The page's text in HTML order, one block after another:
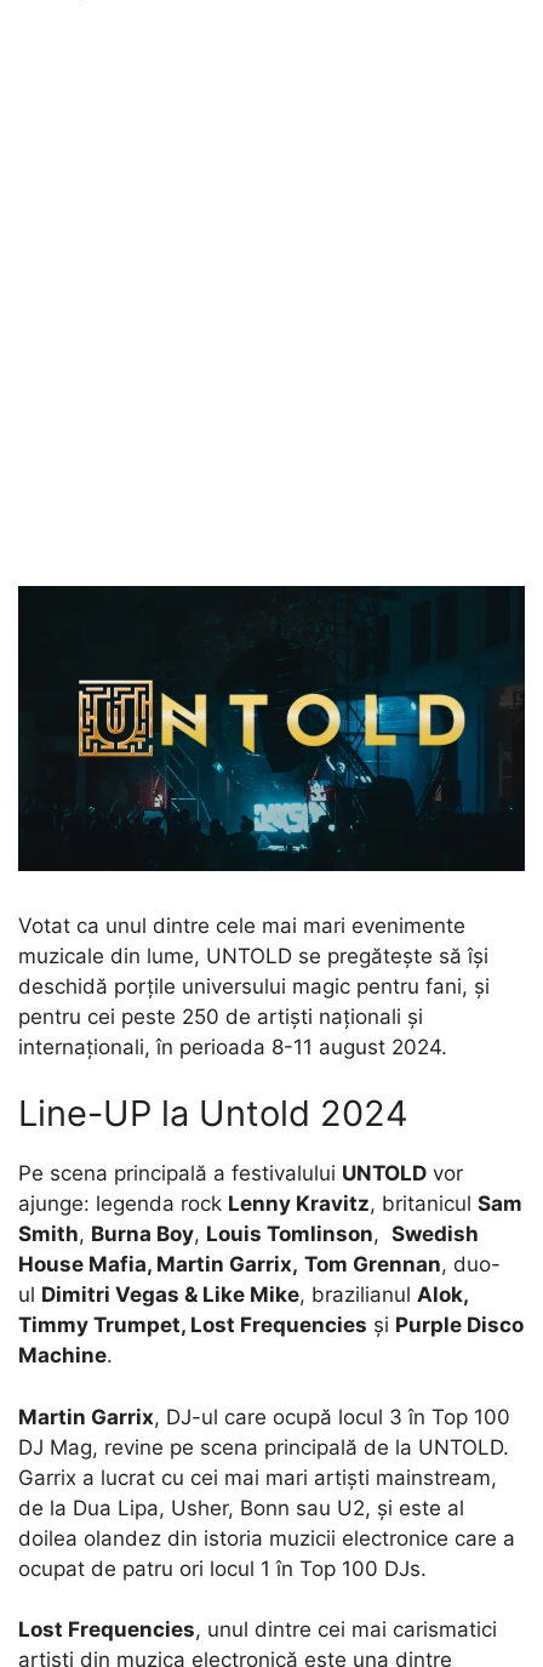
Votat ca unul dintre cele mai mari evenimente
muzicale din lume, UNTOLD se pregătește să își
deschidă porțile universului magic pentru fani, și
pentru cei peste 250 de artiști naționali și
internaționali, în perioada 8-11 august 2024.
Line-UP la Untold 2024
Pe scena principală a festivalului UNTOLD vor
ajunge: legenda rock Lenny Kravitz, britanicul Sam
Smith, Burna Boy, Louis Tomlinson, Swedish
House Mafia, Martin Garrix, Tom Grennan, duo-
ul Dimitri Vegas & Like Mike, brazilianul Alok,
Timmy Trumpet, Lost Frequencies și Purple Disco
Machine.
Martin Garrix, DJ-ul care ocupă locul 3 în Top 100
DJ Mag, revine pe scena principală de la UNTOLD.
Garrix a lucrat cu cei mai mari artişti mainstream,
de la Dua Lipa, Usher, Bonn sau U2, şi este al
doilea olandez din istoria muzicii electronice care a
ocupat de patru ori locul 1 în Top 100 DJs.
Lost Frequencies, unul dintre cei mai carismatici
artişti din muzica electronică este una dintre